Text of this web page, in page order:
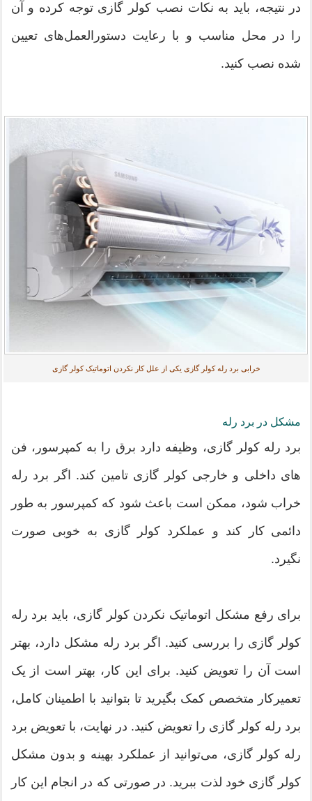
در نتیجه، باید به نکات نصب کولر گازی توجه کرده و آن
را در محل مناسب و با رعایت دستورالعمل‌های تعیین
شده نصب کنید.
خرابی برد رله کولر گازی یکی از علل کار نکردن اتوماتیک کولر گازی
مشکل در برد رله
برد رله کولر گازی، وظیفه دارد برق را به کمپرسور، فن
های داخلی و خارجی کولر گازی تامین کند. اگر برد رله
خراب شود، ممکن است باعث شود که کمپرسور به طور
دائمی کار کند و عملکرد کولر گازی به خوبی صورت
نگیرد.
برای رفع مشکل اتوماتیک نکردن کولر گازی، باید برد رله
کولر گازی را بررسی کنید. اگر برد رله مشکل دارد، بهتر
است آن را تعویض کنید. برای این کار، بهتر است از یک
تعمیرکار متخصص کمک بگیرید تا بتوانید با اطمینان کامل،
برد رله کولر گازی را تعویض کنید. در نهایت، با تعویض برد
رله کولر گازی، می‌توانید از عملکرد بهینه و بدون مشکل
کولر گازی خود لذت ببرید. در صورتی که در انجام این کار